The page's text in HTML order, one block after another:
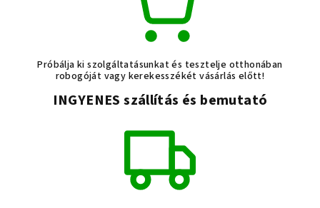
Próbálja ki szolgáltatásunkat és tesztelje otthonában
robogóját vagy kerekesszékét vásárlás előtt!
INGYENES szállítás és bemutató